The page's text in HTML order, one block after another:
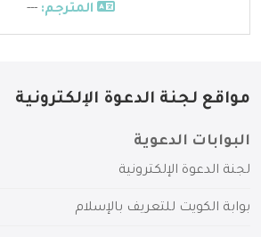
المترجم: ---
مواقع لجنة الدعوة الإلكترونية
البوابات الدعوية
لجنة الدعوة الإلكترونية
بوابة الكويت للتعريف بالإسلام